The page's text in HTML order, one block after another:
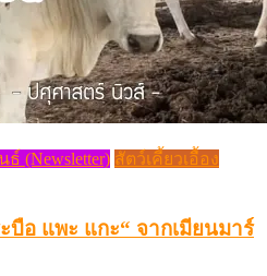
(Newsletter) สัตว์เคี้ยวเอื้อง
บือ แพะ แกะ“ จากเมียนมาร์